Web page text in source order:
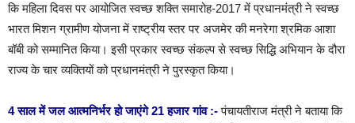
कि महिला दिवस पर आयोजित स्वच्छ शक्ति समारोह-2017 में प्रधानमंत्री ने स्वच्छ
भारत मिशन ग्रामीण योजना में राष्ट्रीय स्तर पर अजमेर की मनरेगा श्रमिक आशा
बॉबी को सम्मानित किया। इसी प्रकार स्वच्छ संकल्प से स्वच्छ सिद्धि अभियान के दौरा
राज्य के चार व्यक्तियों को प्रधानमंत्री ने पुरस्कृत किया।
4 साल में जल आत्मनिर्भर हो जाएंगे 21 हजार गांव :-पंचायतीराज मंत्री ने बताया कि